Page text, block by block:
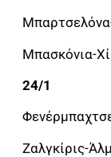
Μπασκόνια-
24/1
Ζαλγκίρις-